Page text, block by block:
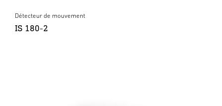
Détecteur de mouvement
IS 180-2